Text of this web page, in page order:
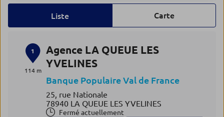
Liste Carte
1
114 m
Agence LA QUEUE LES
YVELINES
Banque Populaire Val de France
25, rue Nationale
78940 LA QUEUE LES YVELINES
Fermé actuellement